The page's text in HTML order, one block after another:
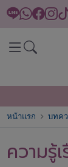
หน้าแรก บทค
ความรู้